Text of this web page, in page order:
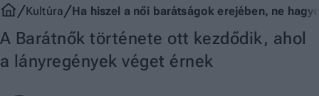
Kultúra Ha hiszel a női barátságok erejében, ne
A Barátnők története ott kezdődik, ahol
a lányregények véget érnek